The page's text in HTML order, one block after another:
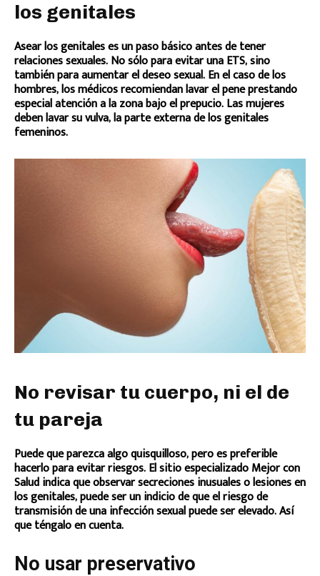
los genitales
Asear los genitales es un paso básico antes de tener
relaciones sexuales. No sólo para evitar una ETS, sino
también para aumentar el deseo sexual. En el caso de los
hombres, los médicos recomiendan lavar el pene prestando
especial atención a la zona bajo el prepucio. Las mujeres
deben lavar su vulva, la parte externa de los genitales
femeninos.
No revisar tu cuerpo, ni el de
tu pareja
Puede que parezca algo quisquilloso, pero es preferible
hacerlo para evitar riesgos. El sitio especializado Mejor con
Salud indica que observar secreciones inusuales o lesiones en
los genitales, puede ser un indicio de que el riesgo de
transmisión de una infección sexual puede ser elevado. Así
que téngalo en cuenta.
No usar preservativo